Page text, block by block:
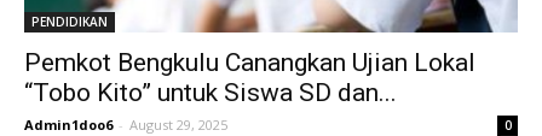
PENDIDIKAN
Pemkot Bengkulu Canangkan Ujian Lokal
“Tobo Kito” untuk Siswa SD dan...
Admin1doo6 - August 29, 2025 0